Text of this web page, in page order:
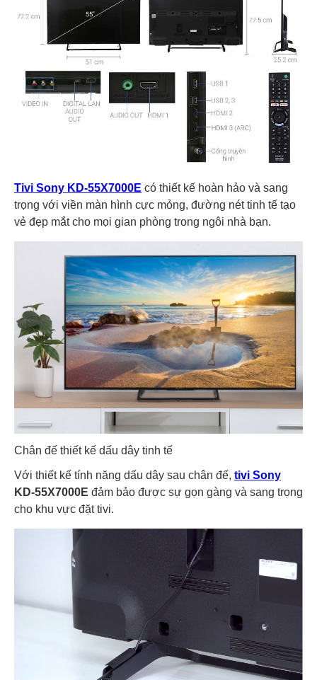
Tivi Sony KD-55X7000E có thiết kế hoàn hảo và sang
trọng với viền màn hình cực mỏng, đường nét tinh tế tạo
vẻ đẹp mắt cho mọi gian phòng trong ngôi nhà bạn.
Chân đế thiết kế dấu dây tinh tế
Với thiết kế tính năng dấu dây sau chân đế, tivi Sony
KD-55X7000E đảm bảo được sự gọn gàng và sang trọng
cho khu vực đặt tivi.